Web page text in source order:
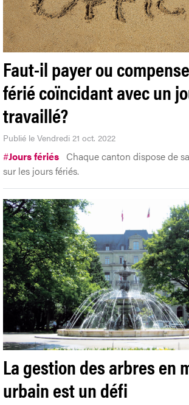
Faut-il payer ou
férié coïncidant avec un
travaillé?
Publié le Vendredi 21 oct. 2022
#Jours fériés Chaque canton dispose de
sur les jours fériés.
La gestion des arbres en
urbain est un défi